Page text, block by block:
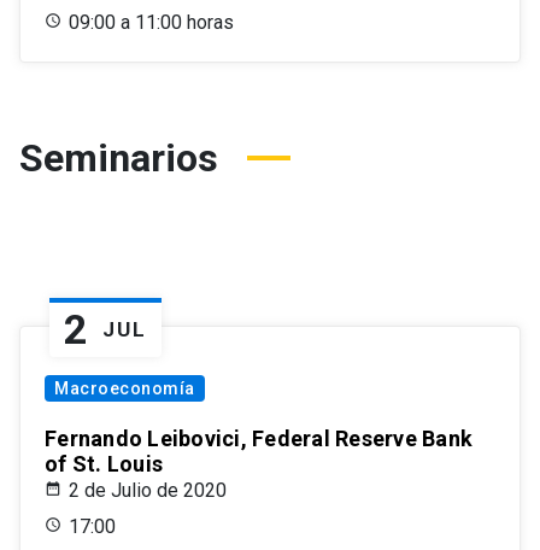
09:00 a 11:00 horas
Seminarios
2 JUL
Macroeconomía
Fernando Leibovici, Federal Reserve Bank
of St. Louis
2 de Julio de 2020
17:00